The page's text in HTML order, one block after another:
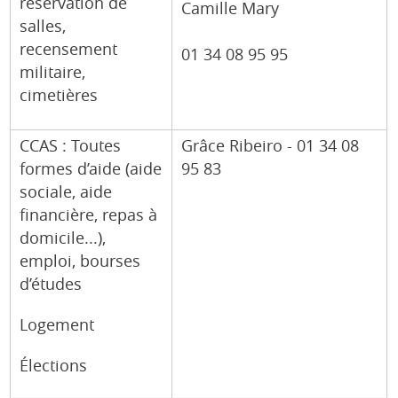
salles,
recensement
militaire,
cimetières
Camille Mary
01 34 08 95 95
CCAS : Toutes
formes d’aide (aide
sociale, aide
financière, repas à
domicile...),
emploi, bourses
d’études
Logement
Élections
Grâce Ribeiro - 01 34 08
95 83